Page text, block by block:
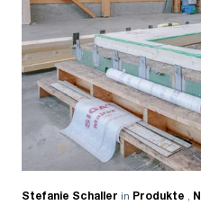
Stefanie Schaller in Produkte ,